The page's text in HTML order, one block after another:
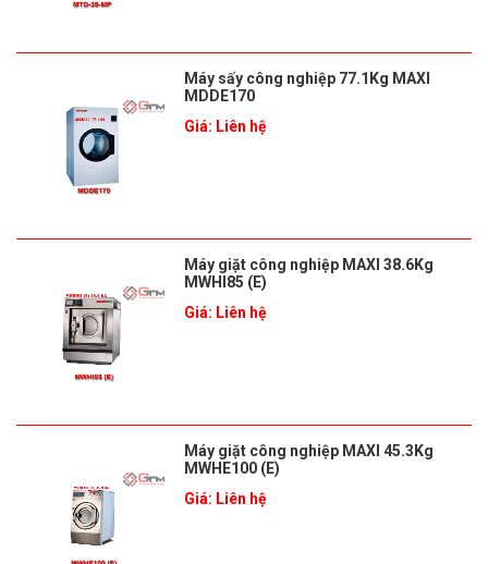
Máy sấy công nghiệp 77.1Kg MAXI
MDDE170
Giá: Liên hệ
Máy giặt công nghiệp MAXI 38.6Kg
MWHI85 (E)
Giá: Liên hệ
Máy giặt công nghiệp MAXI 45.3Kg
MWHE100 (E)
Giá: Liên hệ